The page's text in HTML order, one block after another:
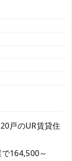
戸のUR賃貸住
164,500～